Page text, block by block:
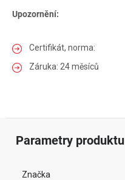
Upozornění:
Certifikát, norma:
Záruka: 24 měsíců
Parametry produktu
Značka